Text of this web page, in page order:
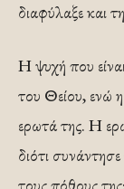
διαφύλαξε και
Η ψυχή που
του Θείου, ενώ
ερωτά της. Η
διότι